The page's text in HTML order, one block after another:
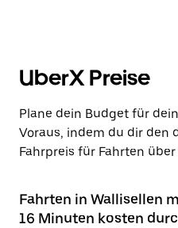
UberX Preise
Plane dein Budget für
Voraus, indem du dir den
Fahrpreis für Fahrten
Fahrten in Wallisellen
16 Minuten kosten